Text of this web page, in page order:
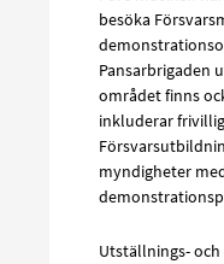
besöka
Pansarbrigaden
området finns
inkluderar
myndigheter
Utställnings-